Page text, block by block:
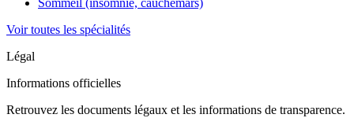
Sommeil (insomnie, cauchemars)
Voir toutes les spécialités
Légal
Informations officielles
Retrouvez les documents légaux et les informations de transparence.